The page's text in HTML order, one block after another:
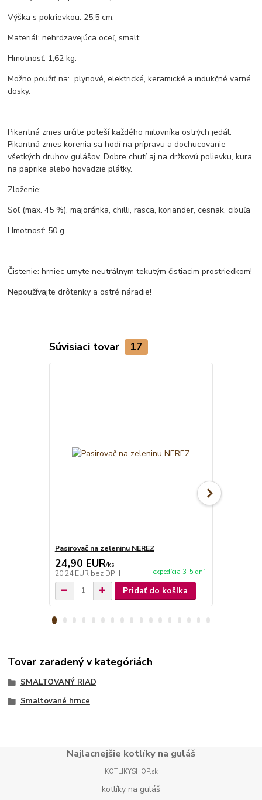
Výška s pokrievkou: 25,5 cm.
Materiál: nehrdzavejúca oceľ, smalt.
Hmotnosť: 1,62 kg.
Možno použiť na: plynové, elektrické, keramické a indukčné varné
dosky.
Pikantná zmes určite poteší každého milovníka ostrých jedál.
Pikantná zmes korenia sa hodí na prípravu a dochucovanie
všetkých druhov gulášov. Dobre chutí aj na držkovú polievku, kura
na paprike alebo hovädzie plátky.
Zloženie:
Soľ (max. 45 %), majoránka, chilli, rasca, koriander, cesnak, cibuľa
Hmotnosť: 50 g.
Čistenie: hrniec umyte neutrálnym tekutým čistiacim prostriedkom!
Nepoužívajte drôtenky a ostré náradie!
Súvisiaci tovar 17
Pasirovač na zeleninu NEREZ
24,90 EUR/ks
20,24 EUR bez DPH expedícia 3-5 dní
Pridať do košíka
Tovar zaradený v kategóriách
SMALTOVANÝ RIAD
Smaltované hrnce
Najlacnejšie kotlíky na guláš
KOTLIKYSHOP.sk
kotlíky na guláš